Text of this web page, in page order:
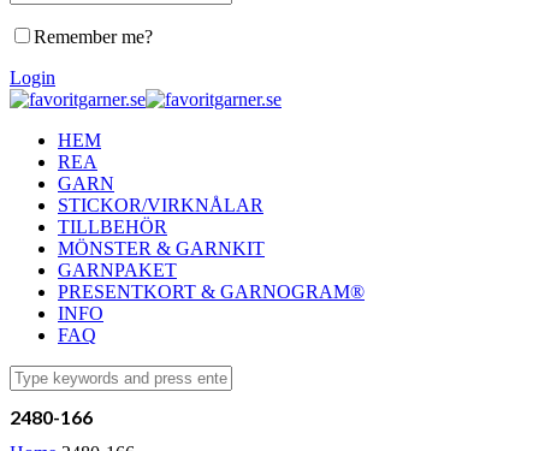
Remember me?
Login
HEM
REA
GARN
STICKOR/VIRKNÅLAR
TILLBEHÖR
MÖNSTER & GARNKIT
GARNPAKET
PRESENTKORT & GARNOGRAM®
INFO
FAQ
2480-166